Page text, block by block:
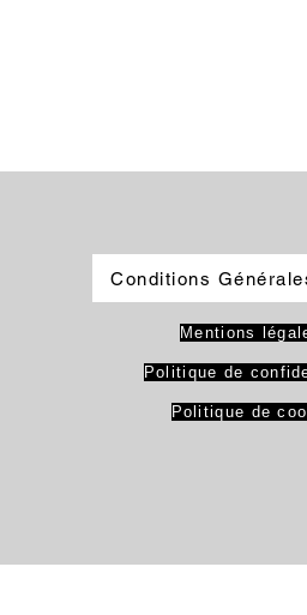
Conditions
Mentions
Politique de
Politique de